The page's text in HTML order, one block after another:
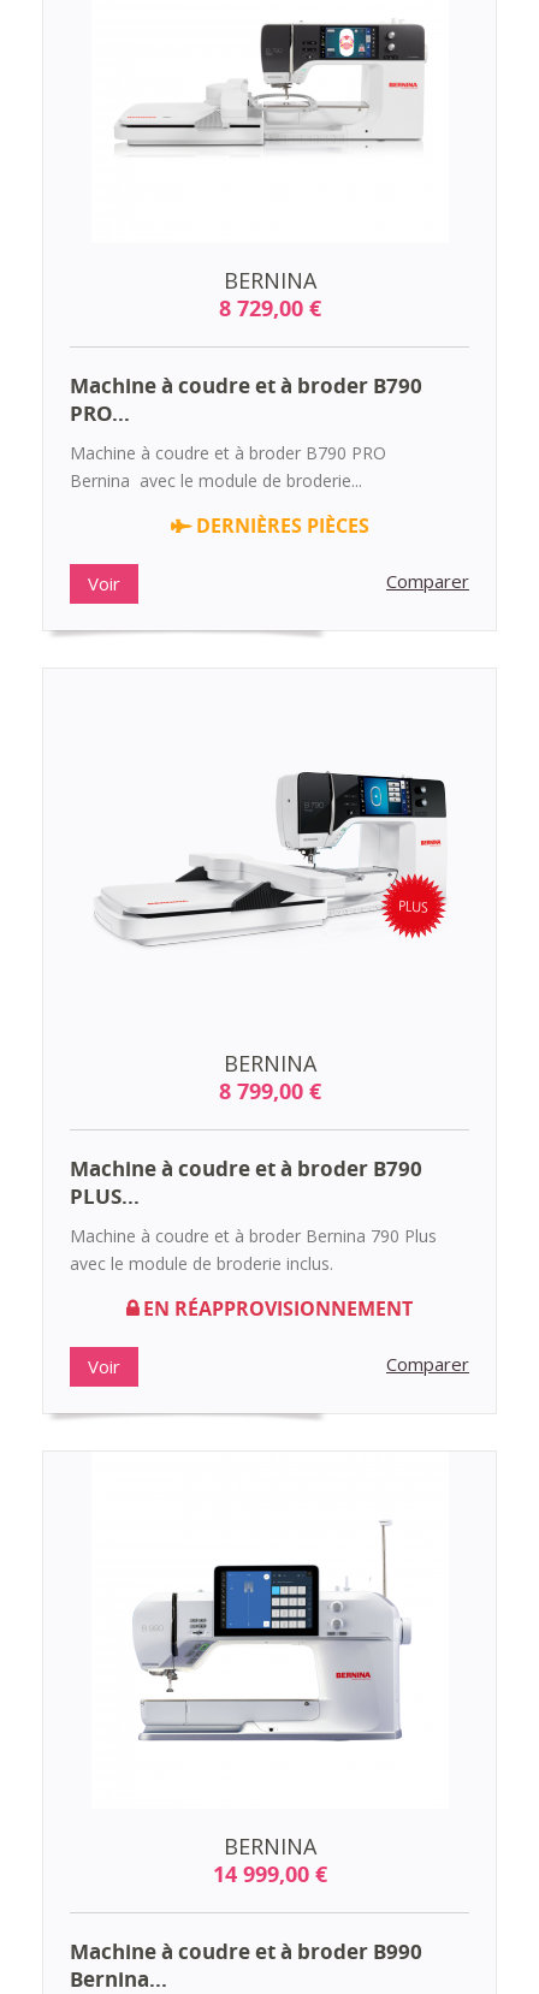
BERNINA
8 729,00 €
Machine à coudre et à broder B790
PRO...
Machine à coudre et à broder B790 PRO
Bernina avec le module de broderie...
DERNIÈRES PIÈCES
Voir Comparer
BERNINA
8 799,00 €
Machine à coudre et à broder B790
PLUS...
Machine à coudre et à broder Bernina 790 Plus
avec le module de broderie inclus.
EN RÉAPPROVISIONNEMENT
Voir Comparer
BERNINA
14 999,00 €
Machine à coudre et à broder B990
Bernina...